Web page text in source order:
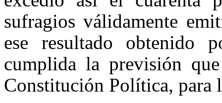
sufragios válidamente
ese resultado obtenido
cumplida la previsión
Constitución Política, para